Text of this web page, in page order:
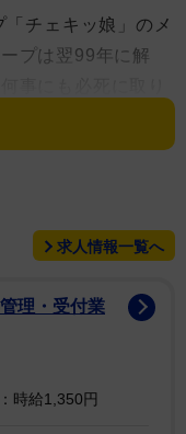
チェキッ娘」のメ
プは翌99年に解
して知られ、バラ
つ。現在はタレン
、恋愛スキャンダ
どん底」を経験し
る内容となってい
ボクシングで鍛え
トや、45歳になっ
を披露する写真も
求人情報一覧へ
理・受付業
時給1,350円